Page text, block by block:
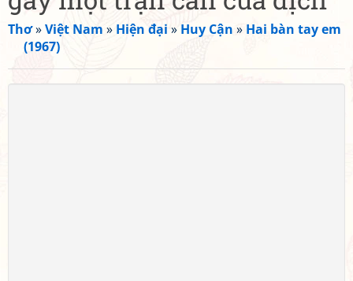
Thơ»Việt Nam » Hiện đại » Huy Cận » Hai bàn tay em
(1967)